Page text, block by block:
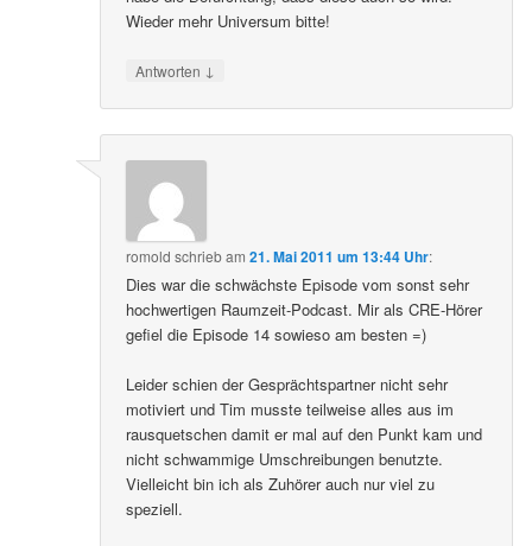
Wieder mehr Universum bitte!
Antworten ↓
romold schriebam21. Mai 2011 um 13:44 Uhr:
Dies war die schwächste Episode vom sonst sehr
hochwertigen Raumzeit-Podcast. Mir als CRE-Hörer
gefiel die Episode 14 sowieso am besten =)
Leider schien der Gesprächtspartner nicht sehr
motiviert und Tim musste teilweise alles aus im
rausquetschen damit er mal auf den Punkt kam und
nicht schwammige Umschreibungen benutzte.
Vielleicht bin ich als Zuhörer auch nur viel zu
speziell.